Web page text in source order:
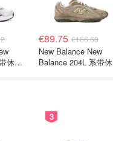
休闲
€89.75 €166.60
New Balance New
Balance 204L 系带
3